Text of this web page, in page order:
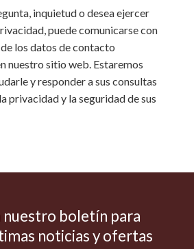
inquietud o desea ejercer
puede comunicarse con
los datos de contacto
nuestro sitio web. Estaremos
y responder a sus consultas
privacidad y la seguridad de sus
nuestro boletín para
noticias y ofertas